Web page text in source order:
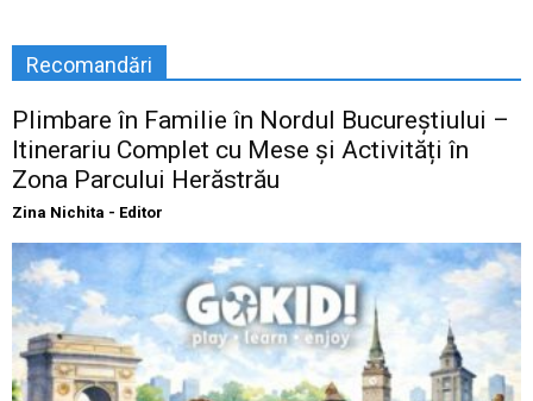
Recomandări
Plimbare în Familie în Nordul Bucureștiului –
Itinerariu Complet cu Mese și Activități în
Zona Parcului Herăstrău
Zina Nichita - Editor